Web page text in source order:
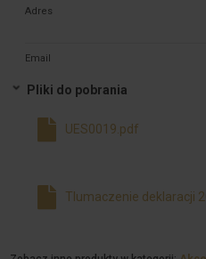
Adres
Email
Pliki do pobrania
UES0019.pdf
Tlumaczenie deklaracji